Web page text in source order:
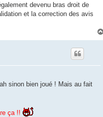
devenu bras droit de
et la correction des avis
sinon bien joué ! Mais au fait
ça !!